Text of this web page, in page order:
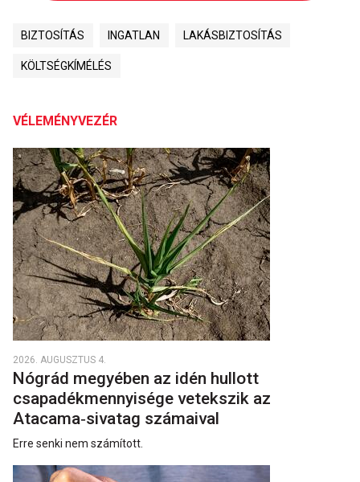
BIZTOSÍTÁS INGATLAN LAKÁSBIZTOSÍTÁS
KÖLTSÉGKÍMÉLÉS
VÉLEMÉNYVEZÉR
2026. AUGUSZTUS 4.
Nógrád megyében az idén hullott
csapadékmennyisége vetekszik az
Atacama‑sivatag számaival
Erre senki nem számított.